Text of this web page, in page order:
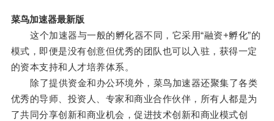
菜鸟加速器最新版
这个加速器与一般的孵化器不同，它采用“融资+孵化”的
模式，即便是没有创意但优秀的团队也可以入驻，获得一定
的资本支持和人才培养体系。
除了提供资金和办公环境外，菜鸟加速器还聚集了各类
优秀的导师、投资人、专家和商业合作伙伴，所有人都是为
了共同分享创新和商业机会，促进技术创新和商业模式创